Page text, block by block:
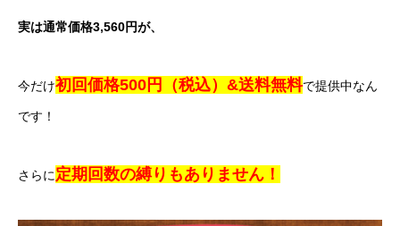
実は通常価格3,560円が、
今だけ初回価格500円（税込）&送料無料で提供中なん
です！
さらに定期回数の縛りもありません！